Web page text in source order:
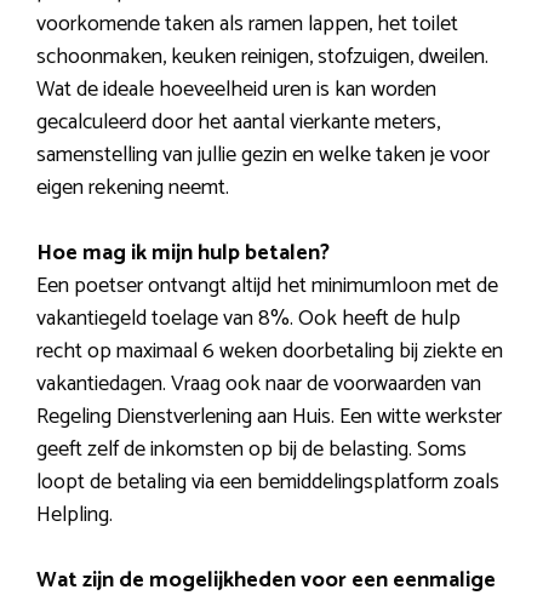
voorkomende taken als ramen lappen, het toilet
schoonmaken, keuken reinigen, stofzuigen, dweilen.
Wat de ideale hoeveelheid uren is kan worden
gecalculeerd door het aantal vierkante meters,
samenstelling van jullie gezin en welke taken je voor
eigen rekening neemt.
Hoe mag ik mijn hulp betalen?
Een poetser ontvangt altijd het minimumloon met de
vakantiegeld toelage van 8%. Ook heeft de hulp
recht op maximaal 6 weken doorbetaling bij ziekte en
vakantiedagen. Vraag ook naar de voorwaarden van
Regeling Dienstverlening aan Huis. Een witte werkster
geeft zelf de inkomsten op bij de belasting. Soms
loopt de betaling via een bemiddelingsplatform zoals
Helpling.
Wat zijn de mogelijkheden voor een eenmalige